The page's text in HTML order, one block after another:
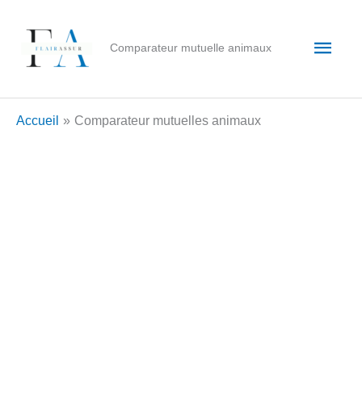
contenu
Comparateur mutuelle animaux
Accueil Comparateur mutuelles animaux